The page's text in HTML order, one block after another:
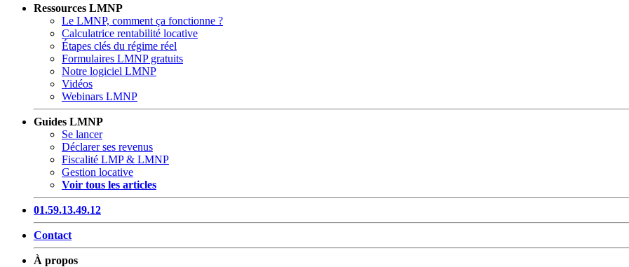
Ressources LMNP
Le LMNP, comment ça fonctionne ?
Calculatrice rentabilité locative
Étapes clés du régime réel
Formulaires LMNP gratuits
Notre logiciel LMNP
Vidéos
Webinars LMNP
Guides LMNP
Se lancer
Déclarer ses revenus
Fiscalité LMP & LMNP
Gestion locative
Voir tous les articles
01.59.13.49.12
Contact
À propos